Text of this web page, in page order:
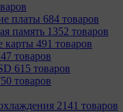
платы 684 товаров
память 1352 товаров
карты 491 товаров
товаров
615 товаров
товаров
2141 товаров